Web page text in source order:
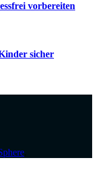
vorbereiten
sicher